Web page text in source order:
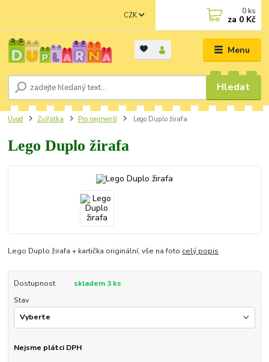
Menu
CZK
Hledat
0 ks
za 0 Kč
Úvod Zvířátka Pro nejmenší Lego Duplo žirafa
Lego Duplo žirafa
Lego Duplo žirafa + kartička originální, vše na foto celý popis
Dostupnost
skladem 3 ks
Stav
Nejsme plátci DPH